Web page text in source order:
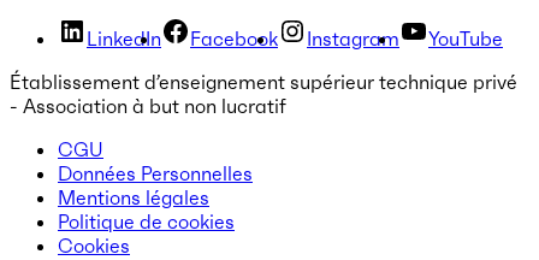
LinkedIn Facebook Instagram
YouTube
Établissement d’enseignement supérieur technique privé
- Association à but non lucratif
CGU
Données Personnelles
Mentions légales
Politique de cookies
Cookies